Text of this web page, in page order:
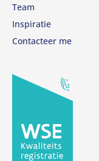
Team
Inspiratie
Contacteer me